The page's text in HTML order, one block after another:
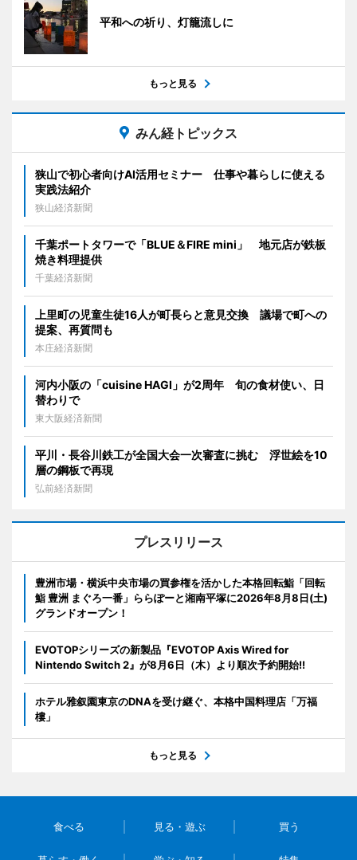
平和への祈り、灯籠流しに
もっと見る
みん経トピックス
狭山で初心者向けAI活用セミナー 仕事や暮らしに使える
実践法紹介
狭山経済新聞
千葉ポートタワーで「BLUE＆FIRE mini」 地元店が鉄板
焼き料理提供
千葉経済新聞
上里町の児童生徒16人が町長らと意見交換 議場で町への
提案、再質問も
本庄経済新聞
河内小阪の「cuisine HAGI」が2周年 旬の食材使い、日
替わりで
東大阪経済新聞
平川・長谷川鉄工が全国大会一次審査に挑む 浮世絵を10
層の鋼板で再現
弘前経済新聞
プレスリリース
豊洲市場・横浜中央市場の買参権を活かした本格回転鮨「回転
鮨 豊洲 まぐろ一番」ららぽーと湘南平塚に2026年8月8日(土)
グランドオープン！
EVOTOPシリーズの新製品『EVOTOP Axis Wired for
Nintendo Switch 2』が8月6日（木）より順次予約開始!!
ホテル雅叙園東京のDNAを受け継ぐ、本格中国料理店「万福
樓」
もっと見る
食べる 見る・遊ぶ 買う